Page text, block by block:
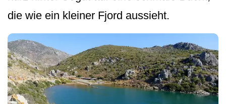
die wie ein kleiner Fjord aussieht.